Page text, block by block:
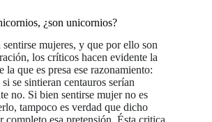
¿son unicornios?
mujeres, y que por ello son
los críticos hacen evidente la
la que es presa ese razonamiento:
se sintieran centauros serían
no. Si bien sentirse mujer no es
tampoco es verdad que dicho